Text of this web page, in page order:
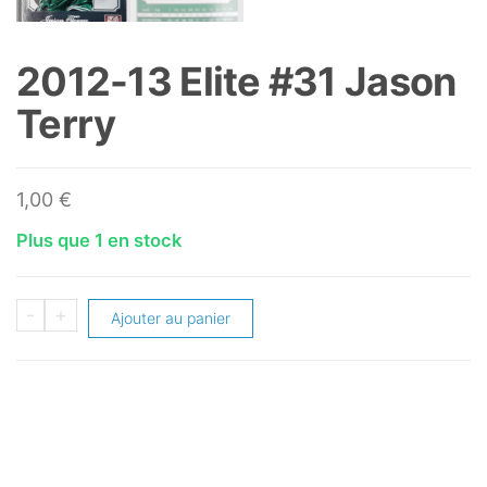
2012-13 Elite #31 Jason
Terry
1,00 €
Plus que 1 en stock
-
quantité
+ Ajouter au panier